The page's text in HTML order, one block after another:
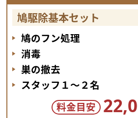
鳩駆除基本セット
鳩のフン処理
消毒
巣の撤去
スタッフ１～２名
料金目安